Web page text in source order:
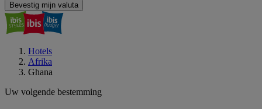
Bevestig mijn valuta
Hotels
Afrika
Ghana
Uw volgende bestemming